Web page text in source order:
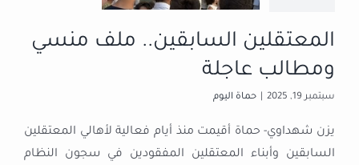
عاجلة
حماة اليوم
المعتقلين السابقين.. ملف منسي
ومطالب عاجلة
سبتمبر 19, 2025 حماة اليوم
يزن شهداوي- حماة أقيمت منذ أيام فعالية لأهالي المعتقلين
السابقين وأبناء المعتقلين المفقودين في سجون النظام